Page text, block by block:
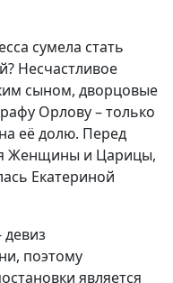
сумела стать
Несчастливое
сыном, дворцовые
Орлову – только
её долю. Перед
Женщины и Царицы,
Екатериной
поэтому
является